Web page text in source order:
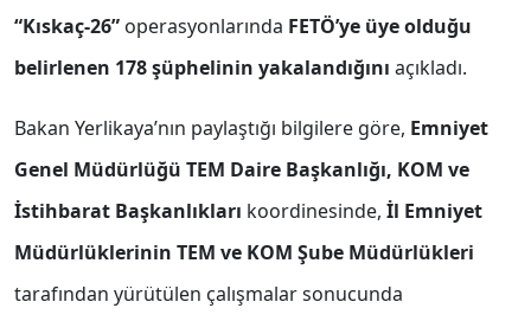
“Kıskaç-26” operasyonlarında FETÖ’ye üye olduğu
belirlenen 178 şüphelinin yakalandığını açıkladı.
Bakan Yerlikaya’nın paylaştığı bilgilere göre, Emniyet
Genel Müdürlüğü TEM Daire Başkanlığı, KOM ve
İstihbarat Başkanlıkları koordinesinde, İl Emniyet
Müdürlüklerinin TEM ve KOM Şube Müdürlükleri
tarafından yürütülen çalışmalar sonucunda